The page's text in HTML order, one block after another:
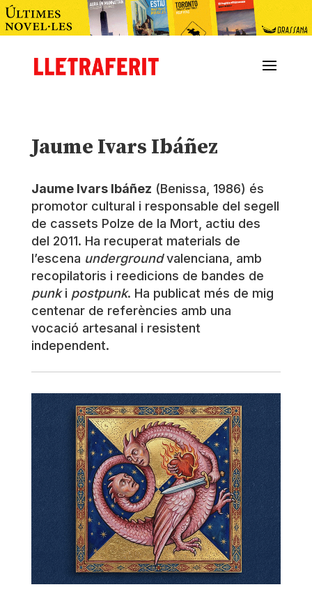
Jaume Ivars Ibáñez
Jaume Ivars Ibáñez (Benissa, 1986) és
promotor cultural i responsable del segell
de cassets Polze de la Mort, actiu des
del 2011. Ha recuperat materials de
l’escena undergroundvalenciana, amb
recopilatoris i reedicions de bandes de
punki postpunk. Ha publicat més de mig
centenar de referències amb una
vocació artesanal i resistent
independent.